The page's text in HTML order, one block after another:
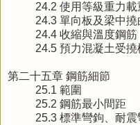
24.2 使用等級重力
24.3 單向板及梁中
24.4 收縮與溫度鋼筋
24.5 預力混凝土受
第二十五章 鋼筋細節
25.1 範圍
25.2 鋼筋最小間距
25.3 標準彎鉤、耐